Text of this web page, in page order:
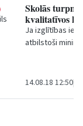
Skolās
kvalitatīvos
Ja izglītības
atbilstoši
14.08.18 12:50|